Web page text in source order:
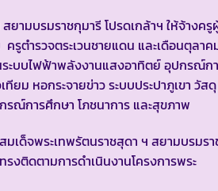
ยามบรมราชกุมารี โปรดเกล้าฯ ให้จ้างครู
รูตำรวจตระเวนชายแดน และเดือนตุลาค
ระบบไฟฟ้าพลังงานแสงอาทิตย์ อุปกรณ์ก
ยม หอกระจายข่าว ระบบประปาภูเขา วัสดุ
รณ์การศึกษา โภชนาการ และสุขภาพ
จพระเทพรัตนราชสุดา ฯ สยามบรมรา
งติดตามการดำเนินงานโครงการพระ